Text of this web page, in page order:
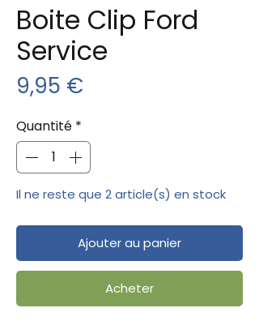
Boite Clip Ford
Service
9,95 €
Quantité *
Il ne reste que 2 article(s) en stock
Ajouter au panier
Acheter